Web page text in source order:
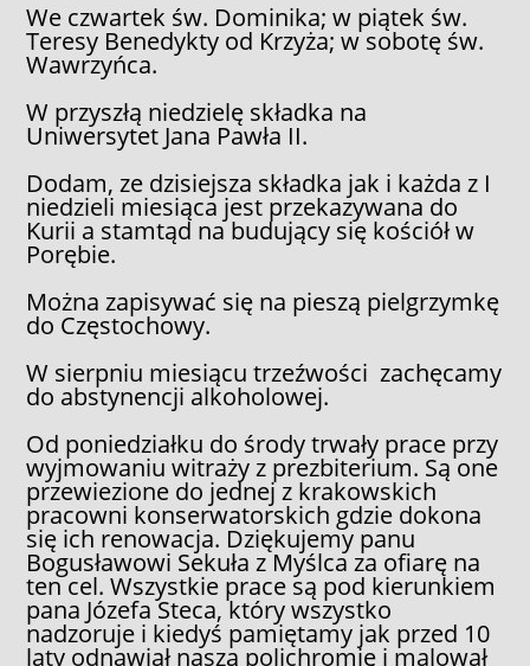
We czwartek św. Dominika; w piątek św.
Teresy Benedykty od Krzyża; w sobotę św.
Wawrzyńca.
W przyszłą niedzielę składka na
Uniwersytet Jana Pawła II.
Dodam, ze dzisiejsza składka jak i każda z I
niedzieli miesiąca jest przekazywana do
Kurii a stamtąd na budujący się kościół w
Porębie.
Można zapisywać się na pieszą pielgrzymkę
do Częstochowy.
W sierpniu miesiącu trzeźwości zachęcamy
do abstynencji alkoholowej.
Od poniedziałku do środy trwały prace przy
wyjmowaniu witraży z prezbiterium. Są one
przewiezione do jednej z krakowskich
pracowni konserwatorskich gdzie dokona
się ich renowacja. Dziękujemy panu
Bogusławowi Sekuła z Myślca za ofiarę na
ten cel. Wszystkie prace są pod kierunkiem
pana Józefa Steca, który wszystko
nadzoruje i kiedyś pamiętamy jak przed 10
laty odnawiał naszą polichromię i malował